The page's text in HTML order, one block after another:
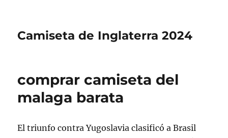
Camiseta de Inglaterra 2024
comprar camiseta del
malaga barata
El triunfo contra Yugoslavia clasificó a Brasil